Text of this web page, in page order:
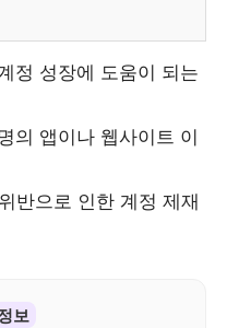
정 성장에 도움이 되는
의 앱이나 웹사이트 이
반으로 인한 계정 제재
보